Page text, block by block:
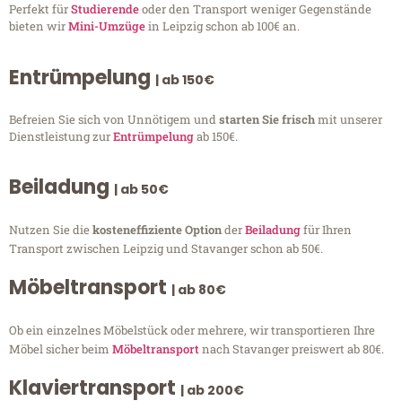
Perfekt fürStudierendeoder den Transport weniger Gegenstände
bieten wirMini-Umzügein Leipzig schon ab 100€ an.
Entrümpelung | ab 150€
Befreien Sie sich von Unnötigem undstarten Sie frischmit unserer
Dienstleistung zurEntrümpelungab 150€.
Beiladung | ab 50€
Nutzen Sie diekosteneffiziente OptionderBeiladungfür Ihren
Transport zwischen Leipzig und Stavanger schon ab 50€.
Möbeltransport | ab 80€
Ob ein einzelnes Möbelstück oder mehrere, wir transportieren Ihre
Möbel sicher beim Möbeltransportnach Stavanger preiswert ab 80€.
Klaviertransport | ab 200€